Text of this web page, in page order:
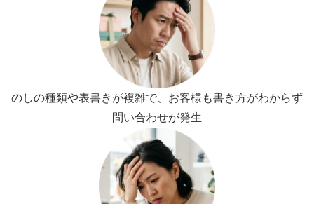
のしの種類や表書きが複雑で、お客様も書き方がわからず
問い合わせが発生